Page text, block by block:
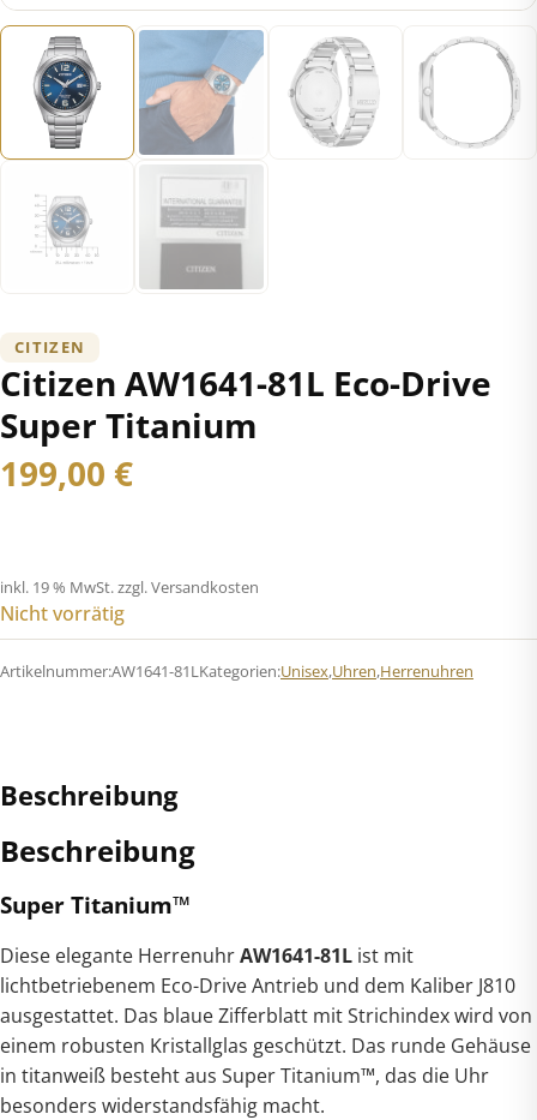
CITIZEN
Citizen AW1641-81L Eco-Drive
Super Titanium
199,00 €
inkl. 19 % MwSt.zzgl. Versandkosten
Nicht vorrätig
Artikelnummer:AW1641-81LKategorien:Unisex,Uhren,Herrenuhren
Beschreibung
Beschreibung
Super Titanium™
Diese elegante HerrenuhrAW1641-81L ist mit
lichtbetriebenem Eco-Drive Antrieb und dem Kaliber J810
ausgestattet. Das blaue Zifferblatt mit Strichindex wird von
einem robusten Kristallglas geschützt. Das runde Gehäuse
in titanweiß besteht aus Super Titanium™, das die Uhr
besonders widerstandsfähig macht.